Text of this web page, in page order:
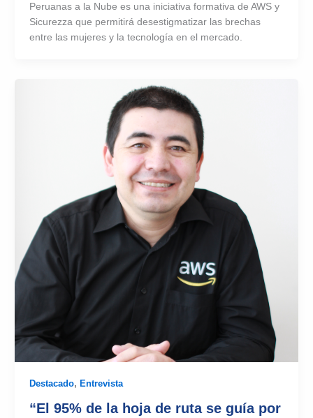
Peruanas a la Nube es una iniciativa formativa de AWS y
Sicurezza que permitirá desestigmatizar las brechas
entre las mujeres y la tecnología en el mercado.
Destacado, Entrevista
“El 95% de la hoja de ruta se guía por